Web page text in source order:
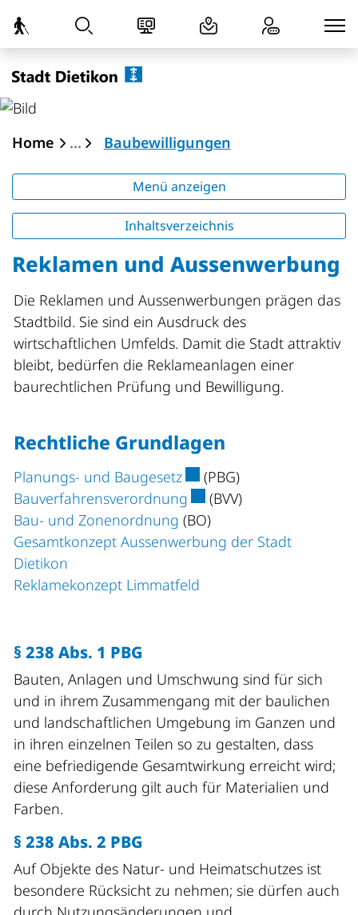
zur Startseite
Direkt zur Hauptnavigation
Direkt zum Inhalt
Direkt zur Suche
Direkt zum Stichwortverzeichnis
Dietikon
Home Baubewilligungen(ausgewählt)
Menü anzeigen
Inhaltsverzeichnis
Reklamen und Aussenwerbung
Die Reklamen und Aussenwerbungen prägen das
Stadtbild. Sie sind ein Ausdruck des
wirtschaftlichen Umfelds. Damit die Stadt attraktiv
bleibt, bedürfen die Reklameanlagen einer
baurechtlichen Prüfung und Bewilligung.
Rechtliche Grundlagen
Planungs- und BaugesetzExterner Link wird in
(PBG)
Bauverfahrensverordnung Externer Link wird in
(BVV)
Bau- und Zonenordnung (BO)
Gesamtkonzept Aussenwerbung der Stadt
Dietikon
Reklamekonzept Limmatfeld
§ 238 Abs. 1 PBG
Bauten, Anlagen und Umschwung sind für sich
und in ihrem Zusammengang mit der baulichen
und landschaftlichen Umgebung im Ganzen und
in ihren einzelnen Teilen so zu gestalten, dass
eine befriedigende Gesamtwirkung erreicht wird;
diese Anforderung gilt auch für Materialien und
Farben.
§ 238 Abs. 2 PBG
Auf Objekte des Natur- und Heimatschutzes ist
besondere Rücksicht zu nehmen; sie dürfen auch